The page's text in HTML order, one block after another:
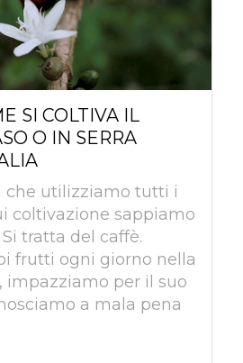
SI COLTIVA IL
O IN SERRA
che utilizziamo tutti i
coltivazione sappiamo
tratta del caffè.
frutti ogni giorno nella
impazziamo per il suo
a mala pena